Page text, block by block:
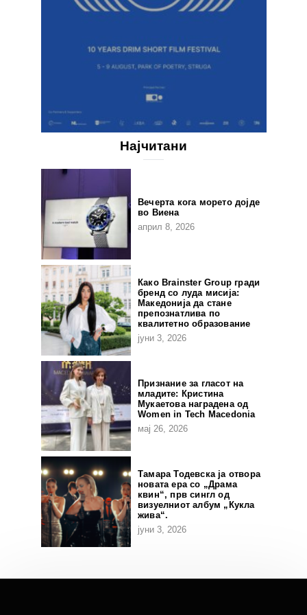
Најчитани
Вечерта кога морето дојде
во Виена
април 8, 2026
Како Brainster Group гради
бренд со луда мисија:
Македонија да стане
препознатлива по
квалитетно образование
јуни 3, 2026
Признание за гласот на
младите: Кристина
Мукаетова наградена од
Women in Tech Macedonia
мај 26, 2026
Тамара Тодевска ја отвора
новата ера со „Драма
квин“, прв сингл од
визуелниот албум „Кукла
жива“.
јуни 3, 2026